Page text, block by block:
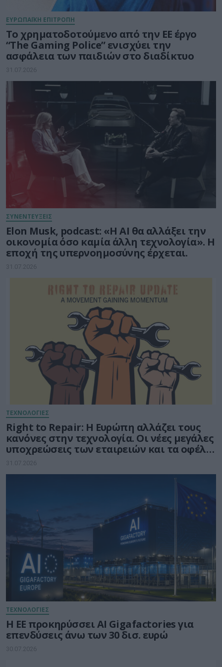
ΕΥΡΩΠΑΪΚΗ ΕΠΙΤΡΟΠΗ
Το χρηματοδοτούμενο από την ΕΕ έργο
“The Gaming Police” ενισχύει την
ασφάλεια των παιδιών στο διαδίκτυο
31.07.2026
ΣΥΝΕΝΤΕΥΞΕΙΣ
Elon Musk, podcast: «Η AI θα αλλάξει την
οικονομία όσο καμία άλλη τεχνολογία». Η
εποχή της υπερνοημοσύνης έρχεται.
31.07.2026
ΤΕΧΝΟΛΟΓΙΕΣ
Right to Repair: Η Ευρώπη αλλάζει τους
κανόνες στην τεχνολογία. Οι νέες μεγάλες
υποχρεώσεις των εταιρειών και τα οφέλη
για τους καταναλωτές
31.07.2026
ΤΕΧΝΟΛΟΓΙΕΣ
Η ΕΕ προκηρύσσει AI Gigafactories για
επενδύσεις άνω των 30 δισ. ευρώ
30.07.2026